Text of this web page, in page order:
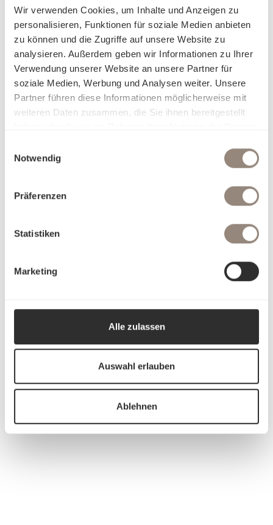
Wir verwenden Cookies, um Inhalte und Anzeigen zu
personalisieren, Funktionen für soziale Medien anbieten
zu können und die Zugriffe auf unsere Website zu
analysieren. Außerdem geben wir Informationen zu Ihrer
Verwendung unserer Website an unsere Partner für
soziale Medien, Werbung und Analysen weiter. Unsere
Partner führen diese Informationen möglicherweise mit
weiteren Daten zusammen, die Sie ihnen bereitgestellt
Notwendig
Präferenzen
Statistiken
Marketing
Alle zulassen
Auswahl erlauben
Ablehnen
verwandelt.
Erleben Sie pure Sinnlichkeit: Ob seidig glatt, sanft kühlend,
zart und luftig oder wohlig wärmend – unsere erlesenen
Stoffe passen sich Ihrem Komfort an und lassen Sie mit
jeder Berührung eine neue Facette der Behaglichkeit
entdecken. Unsere Bettwäsche ist nicht nur ein Produkt,
sondern eine Einladung, sich in Eleganz und Luxus fallen zu
für Sie geschaffen wurden.